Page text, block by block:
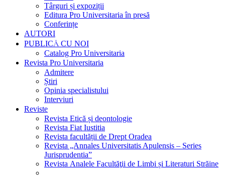
Târguri și expoziții
Editura Pro Universitaria în presă
Conferințe
AUTORI
PUBLICĂ CU NOI
Catalog Pro Universitaria
Revista Pro Universitaria
Admitere
Știri
Opinia specialistului
Interviuri
Reviste
Revista Etică și deontologie
Revista Fiat Iustitia
Revista facultății de Drept Oradea
Revista „Annales Universitatis Apulensis – Series
Jurisprudentia”
Revista Analele Facultăţii de Limbi și Literaturi Străine